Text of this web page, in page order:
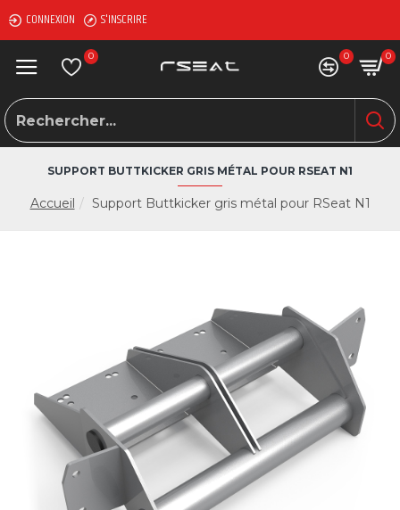
CONNEXION S'INSCRIRE
0 0 0
Accueil Support Buttkicker gris métal pour RSeat N1
SUPPORT BUTTKICKER GRIS MÉTAL POUR RSEAT N1